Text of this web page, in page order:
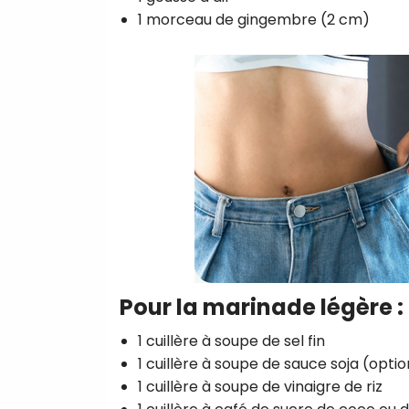
1 morceau de gingembre (2 cm)
Pour la marinade légère :
1 cuillère à soupe de sel fin
1 cuillère à soupe de sauce soja
1 cuillère à soupe de vinaigre de riz